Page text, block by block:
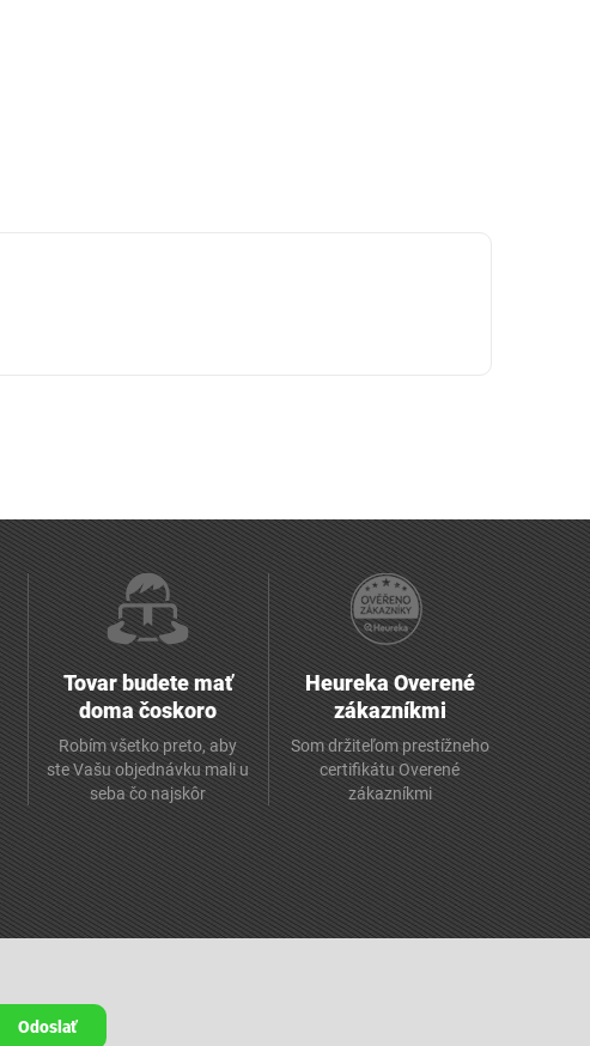
Tovar budete mať
doma čoskoro
Robím všetko preto, aby
ste Vašu objednávku mali u
seba čo najskôr
Heureka Overené
zákazníkmi
Som držiteľom prestížneho
certifikátu Overené
zákazníkmi
Odoslať